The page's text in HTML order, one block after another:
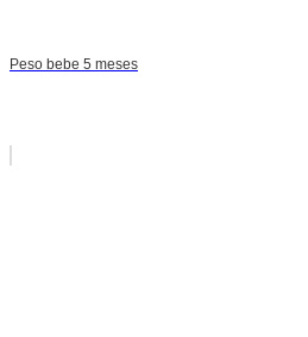
Peso bebe 5 meses